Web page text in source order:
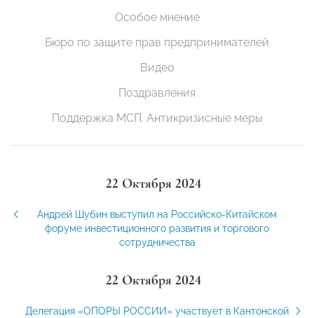
Особое мнение
Бюро по защите прав предпринимателей
Видео
Поздравления
Поддержка МСП. Антикризисные меры
22 Октября 2024
Андрей Шубин выступил на Российско-Китайском
форуме инвестиционного развития и торгового
сотрудничества
22 Октября 2024
Делегация «ОПОРЫ РОССИИ» участвует в Кантонской